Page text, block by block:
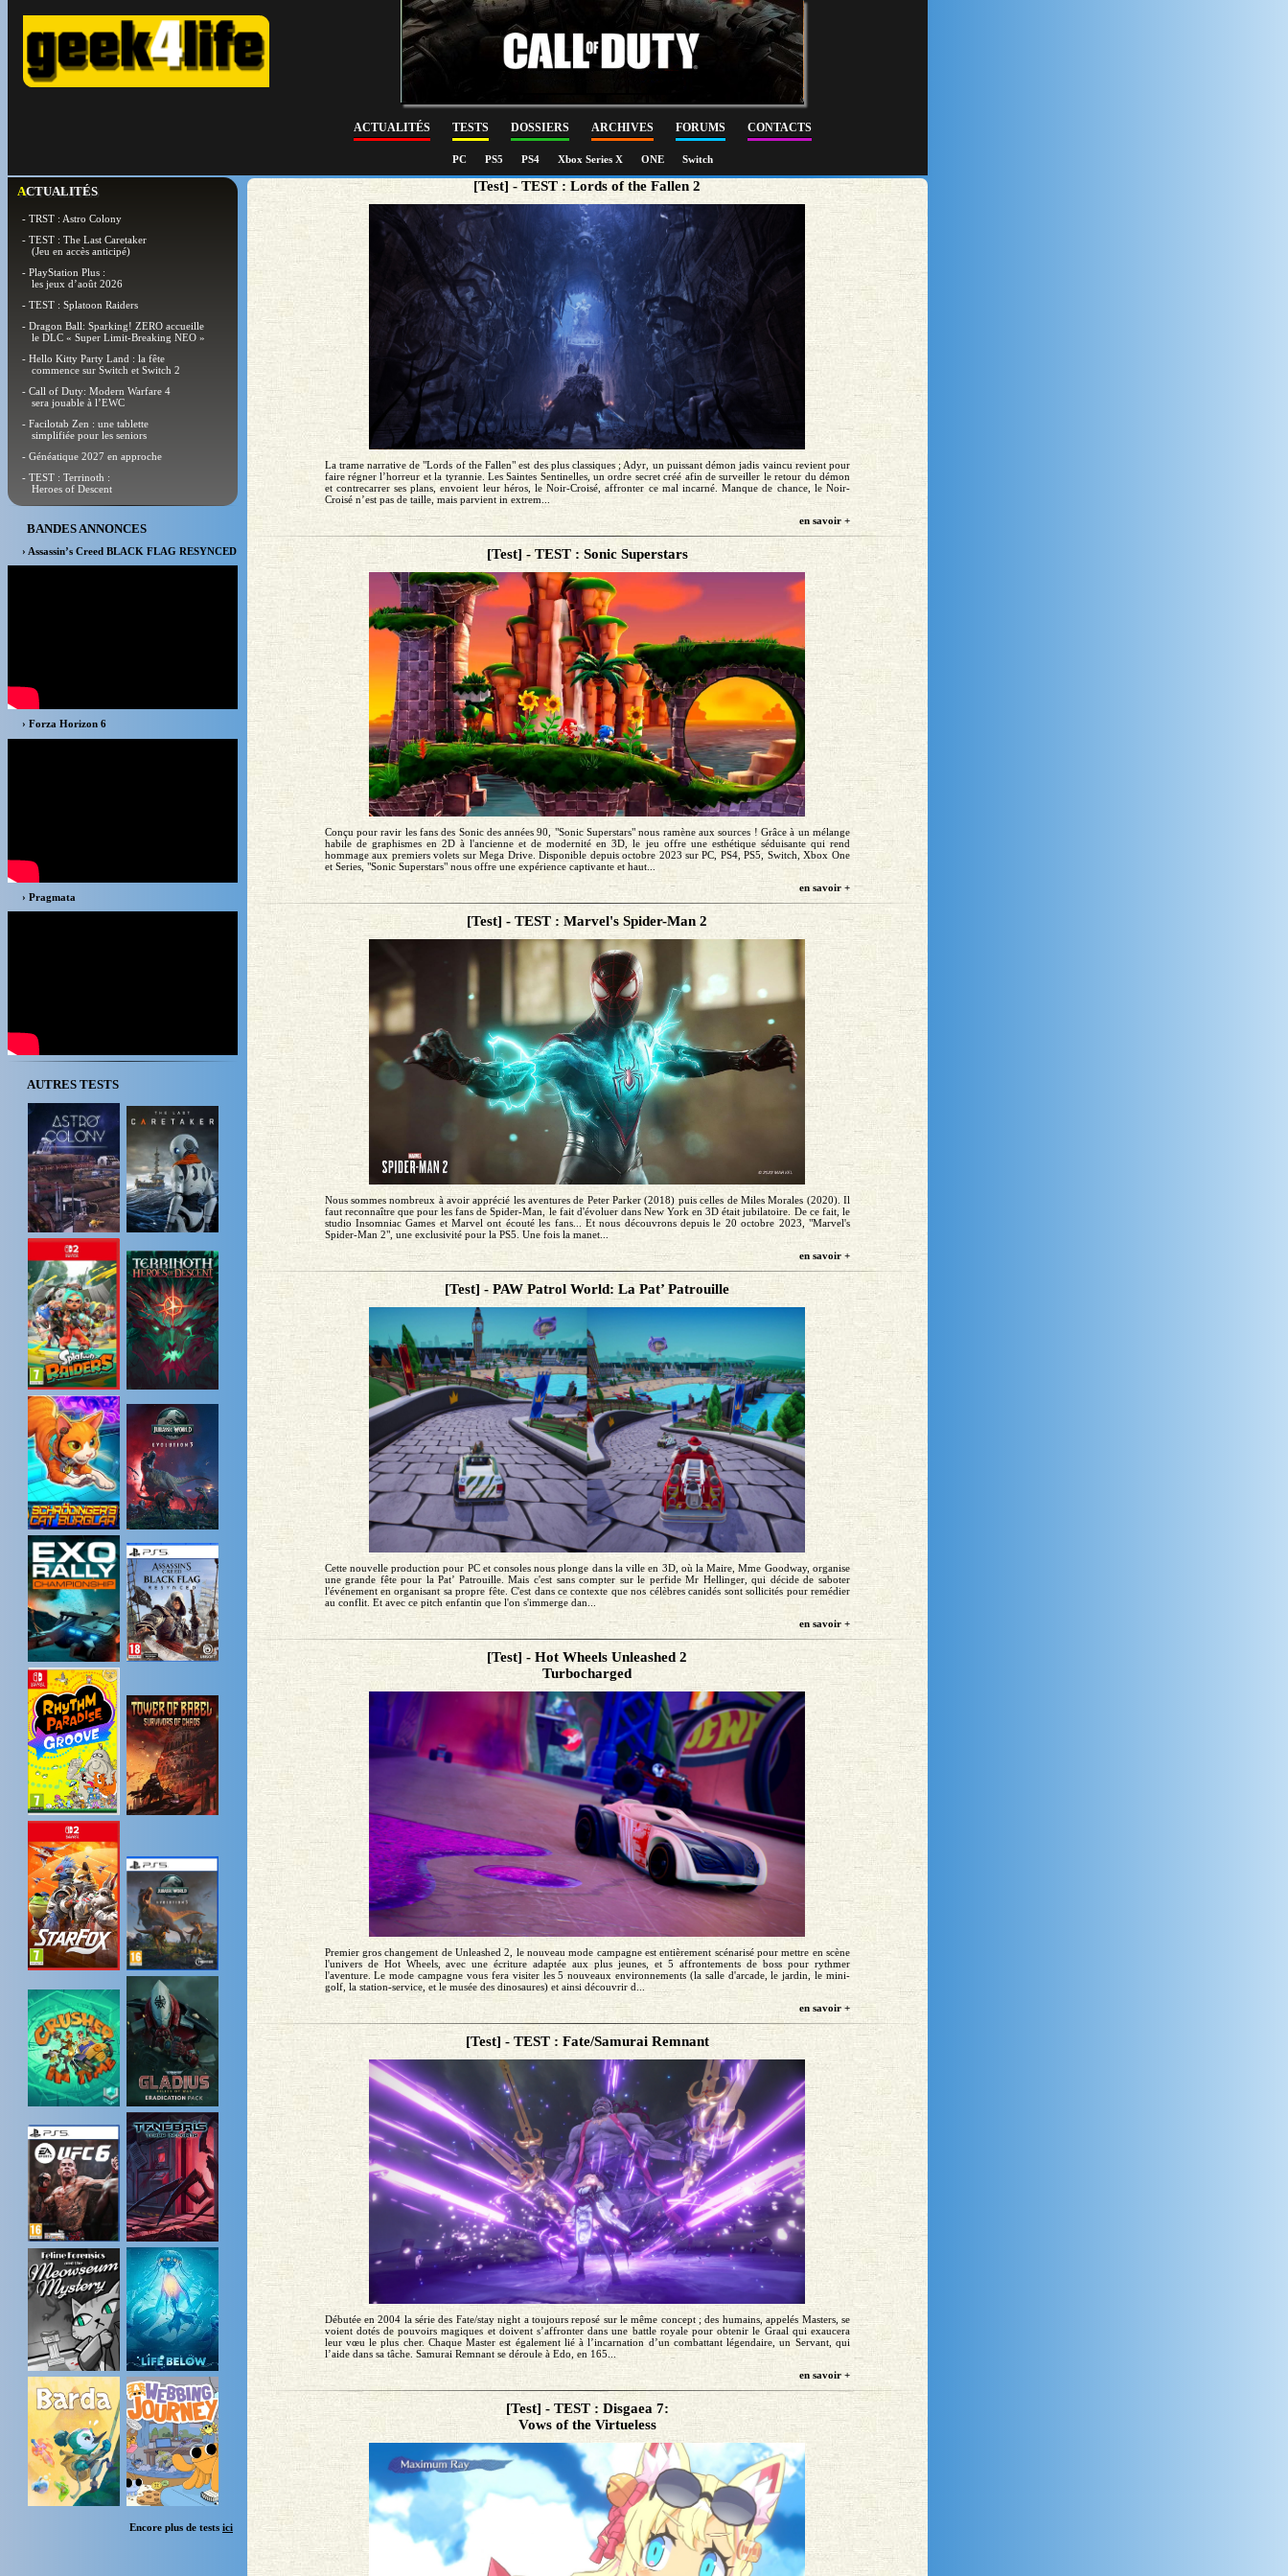
ACTUALITÉS TESTS DOSSIERS ARCHIVES FORUMS CONTACTS
PC PS5 PS4 Xbox Series X ONE Switch
ACTUALITÉS
- TRST : Astro Colony
- TEST : The Last Caretaker
(Jeu en accès anticipé)
- PlayStation Plus :
les jeux d’août 2026
- TEST : Splatoon Raiders
- Dragon Ball: Sparking! ZERO accueille
le DLC « Super Limit-Breaking NEO »
- Hello Kitty Party Land : la fête
commence sur Switch et Switch 2
- Call of Duty: Modern Warfare 4
sera jouable à l’EWC
- Facilotab Zen : une tablette
simplifiée pour les seniors
- Généatique 2027 en approche
- TEST : Terrinoth :
Heroes of Descent
BANDES ANNONCES
› Assassin’s Creed BLACK FLAG RESYNCED
› Forza Horizon 6
› Pragmata
AUTRES TESTS
Encore plus de tests ici
[Test] - TEST : Lords of the Fallen 2
La trame narrative de "Lords of the Fallen" est des plus classiques ; Adyr, un puissant démon jadis vaincu revient pour
faire régner l’horreur et la tyrannie. Les Saintes Sentinelles, un ordre secret créé afin de surveiller le retour du démon
et contrecarrer ses plans, envoient leur héros, le Noir-Croisé, affronter ce mal incarné. Manque de chance, le Noir-
Croisé n’est pas de taille, mais parvient in extrem...
en savoir +
[Test] - TEST : Sonic Superstars
Conçu pour ravir les fans des Sonic des années 90, "Sonic Superstars" nous ramène aux sources ! Grâce à un mélange
habile de graphismes en 2D à l'ancienne et de modernité en 3D, le jeu offre une esthétique séduisante qui rend
hommage aux premiers volets sur Mega Drive. Disponible depuis octobre 2023 sur PC, PS4, PS5, Switch, Xbox One
et Series, "Sonic Superstars" nous offre une expérience captivante et haut...
en savoir +
[Test] - TEST : Marvel's Spider-Man 2
Nous sommes nombreux à avoir apprécié les aventures de Peter Parker (2018) puis celles de Miles Morales (2020). Il
faut reconnaître que pour les fans de Spider-Man, le fait d'évoluer dans New York en 3D était jubilatoire. De ce fait, le
studio Insomniac Games et Marvel ont écouté les fans... Et nous découvrons depuis le 20 octobre 2023, "Marvel's
Spider-Man 2", une exclusivité pour la PS5. Une fois la manet...
en savoir +
[Test] - PAW Patrol World: La Pat’ Patrouille
Cette nouvelle production pour PC et consoles nous plonge dans la ville en 3D, où la Maire, Mme Goodway, organise
une grande fête pour la Pat’ Patrouille. Mais c'est sans compter sur le perfide Mr Hellinger, qui décide de saboter
l'événement en organisant sa propre fête. C'est dans ce contexte que nos célèbres canidés sont sollicités pour remédier
au conflit. Et avec ce pitch enfantin que l'on s'immerge dan...
en savoir +
[Test] - Hot Wheels Unleashed 2
Turbocharged
Premier gros changement de Unleashed 2, le nouveau mode campagne est entièrement scénarisé pour mettre en scène
l'univers de Hot Wheels, avec une écriture adaptée aux plus jeunes, et 5 affrontements de boss pour rythmer
l'aventure. Le mode campagne vous fera visiter les 5 nouveaux environnements (la salle d'arcade, le jardin, le mini-
golf, la station-service, et le musée des dinosaures) et ainsi découvrir d...
en savoir +
[Test] - TEST : Fate/Samurai Remnant
Débutée en 2004 la série des Fate/stay night a toujours reposé sur le même concept ; des humains, appelés Masters, se
voient dotés de pouvoirs magiques et doivent s’affronter dans une battle royale pour obtenir le Graal qui exaucera
leur vœu le plus cher. Chaque Master est également lié à l’incarnation d’un combattant légendaire, un Servant, qui
l’aide dans sa tâche. Samurai Remnant se déroule à Edo, en 165...
en savoir +
[Test] - TEST : Disgaea 7:
Vows of the Virtueless